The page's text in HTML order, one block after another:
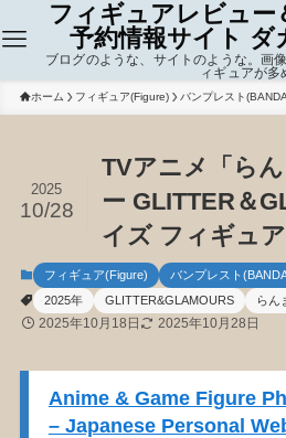
フィギュアレビュー
予約情報サイト ダ
ブログのような、サイトのような。画
ィギュアが多
ホーム フィギュア(Figure) バンプレスト
TVアニメ「ら
ー GLITTER＆
イズ フィギュ
2025
10/28
フィギュア(Figure)
バンプレスト
2025年
GLITTER&GLAMOURS らん
2025年10月18日 2025年10月28日
Anime & Game Figure
– Japanese Personal